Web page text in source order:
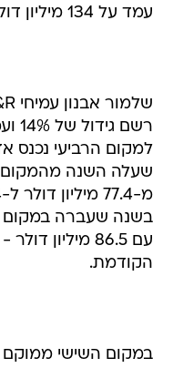
עמד על 134 מיליון דולר.
למקום הרביעי נכנס
בשנה שעברה במקום
הקודמת.